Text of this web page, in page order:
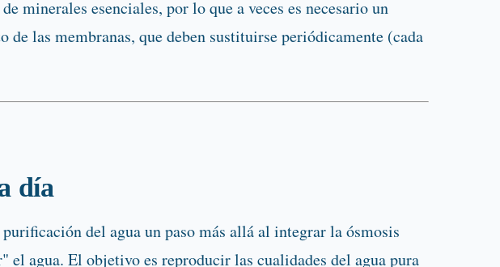
minerales esenciales, por lo que a veces es necesario un
las membranas, que deben sustituirse periódicamente (cada
día
del agua un paso más allá al integrar la ósmosis
agua. El objetivo es reproducir las cualidades del agua pura